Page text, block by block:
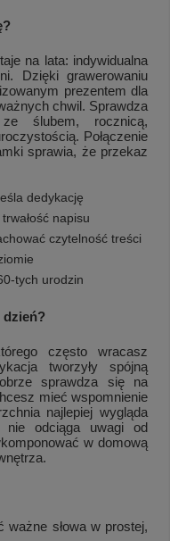
na lata: indywidualna
Dzięki grawerowaniu
prezentem dla
chwil. Sprawdza
ślubem, rocznicą,
Połączenie
sprawia, że przekaz
dedykację
napisu
czytelność treści
tych urodzin
dzień?
często wracasz
tworzyły spójną
sprawdza się na
mieć wspomnienie
najlepiej wygląda
nie odciąga uwagi od
w domową
ważne słowa w prostej,